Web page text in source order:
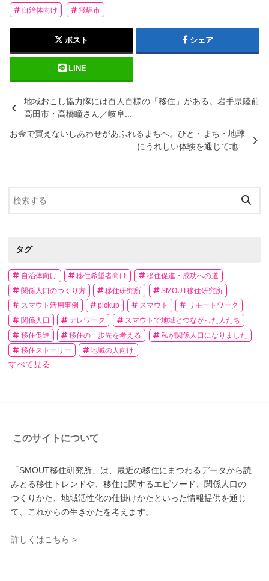
自治体向け 飛騨市
ポスト シェア
LINE
地域おこし協力隊には百人百様の「移住」がある。岩手県陸前
高田市・高橋瞳さん／岐阜...
お金で買えないしあわせがあふれるまちへ。ひと・まち・地球
にうれしい体験を通じて地...
タグ
自治体向け 移住希望者向け
移住促進・成功への道
関係人口のつくり方
移住研究所
SMOUT移住研究所
スマウト活用事例
pickup スマウト
リモートワーク
関係人口
テレワーク
スマウトで地域とつながった人たち
移住促進
移住の一歩先を考える
私が関係人口になりました
移住ストーリー
地域の人向け
すべて見る
このサイトについて
「SMOUT移住研究所」は、最近の移住にまつわるデータから読
みとる移住トレンドや、移住に関するエピソード、関係人口の
つくりかた、地域活性化の仕掛けかたといった情報提供を通じ
て、これからの生きかたを考えます。
詳しくはこちら >